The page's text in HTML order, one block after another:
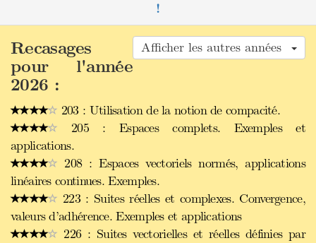
!
Afficher les autres années
Recasages
pour l'année
2026 :
203 : Utilisation de la notion de compacité.
205 : Espaces complets. Exemples et
applications.
208 : Espaces vectoriels normés, applications
linéaires continues. Exemples.
223 : Suites réelles et complexes. Convergence,
valeurs d’adhérence. Exemples et applications
226 : Suites vectorielles et réelles définies par